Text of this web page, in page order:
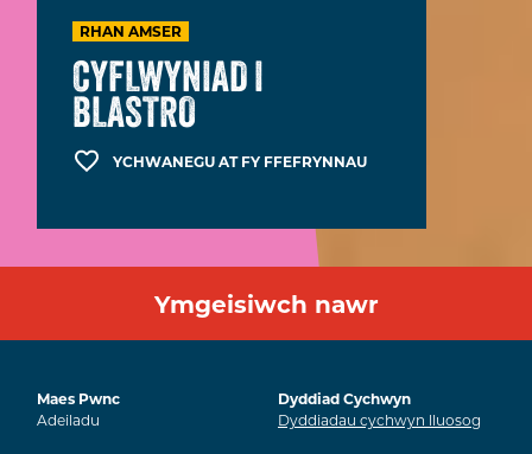
RHAN AMSER
CYFLWYNIAD I
BLASTRO
YCHWANEGU AT FY FFEFRYNNAU
Ymgeisiwch nawr
Maes Pwnc
Adeiladu
Dyddiad Cychwyn
Dyddiadau cychwyn lluosog